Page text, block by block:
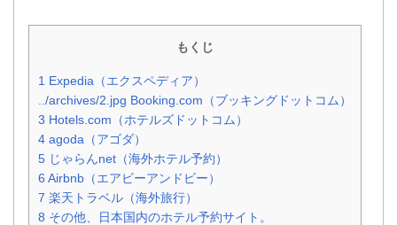
もくじ
1 Expedia（エクスペディア）
../archives/2.jpg Booking.com（ブッキングドットコム）
3 Hotels.com（ホテルズドットコム）
4 agoda（アゴダ）
5 じゃらんnet（海外ホテル予約）
6 Airbnb（エアビーアンドビー）
7 楽天トラベル（海外旅行）
8 その他、日本国内のホテル予約サイト。